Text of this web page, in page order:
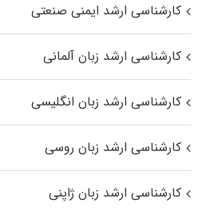
کارشناسی ارشد ایمنی صنعتی
کارشناسی ارشد زبان آلمانی
کارشناسی ارشد زبان انگلیسی
کارشناسی ارشد زبان روسی
کارشناسی ارشد زبان ژاپنی